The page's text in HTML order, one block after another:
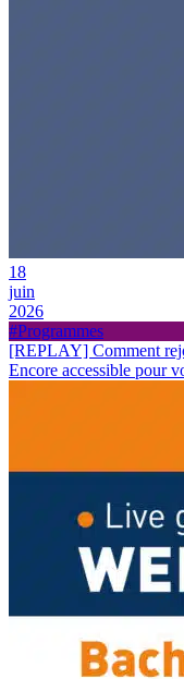
18
juin
2026
#Programmes
[REPLAY] Comment
Encore accessible pour